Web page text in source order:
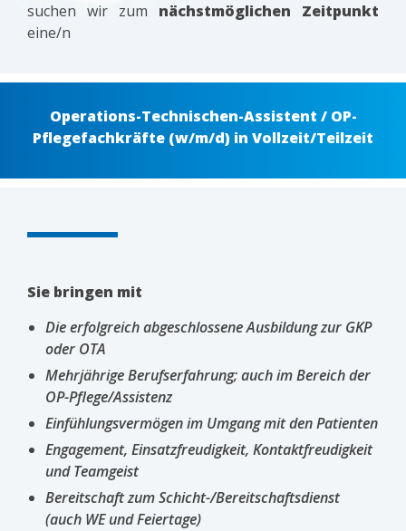
suchen wir zum nächstmöglichen Zeitpunkt
eine/n
Operations-Technischen-Assistent / OP-
Pflegefachkräfte (w/m/d) in Vollzeit/Teilzeit
Sie bringen mit
Die erfolgreich abgeschlossene Ausbildung zur GKP
oder OTA
Mehrjährige Berufserfahrung; auch im Bereich der
OP-Pflege/Assistenz
Einfühlungsvermögen im Umgang mit den Patienten
Engagement, Einsatzfreudigkeit, Kontaktfreudigkeit
und Teamgeist
Bereitschaft zum Schicht-/Bereitschaftsdienst
(auch WE und Feiertage)